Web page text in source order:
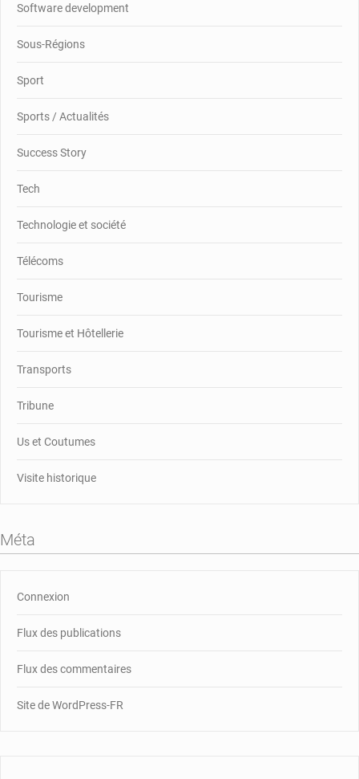
Software development
Sous-Régions
Sport
Sports / Actualités
Success Story
Tech
Technologie et société
Télécoms
Tourisme
Tourisme et Hôtellerie
Transports
Tribune
Us et Coutumes
Visite historique
Méta
Connexion
Flux des publications
Flux des commentaires
Site de WordPress-FR